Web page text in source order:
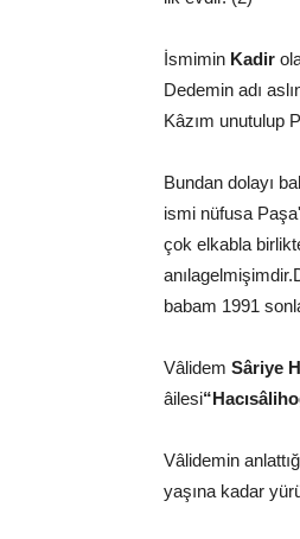
İsmimin Kadir
Dedemin adı
Kâzım unutulup
Bundan dolayı
ismi nüfusa
çok elkabla
babam 1991
Vâlidem Sâriye
âilesi
Vâlidemin
yaşına kadar